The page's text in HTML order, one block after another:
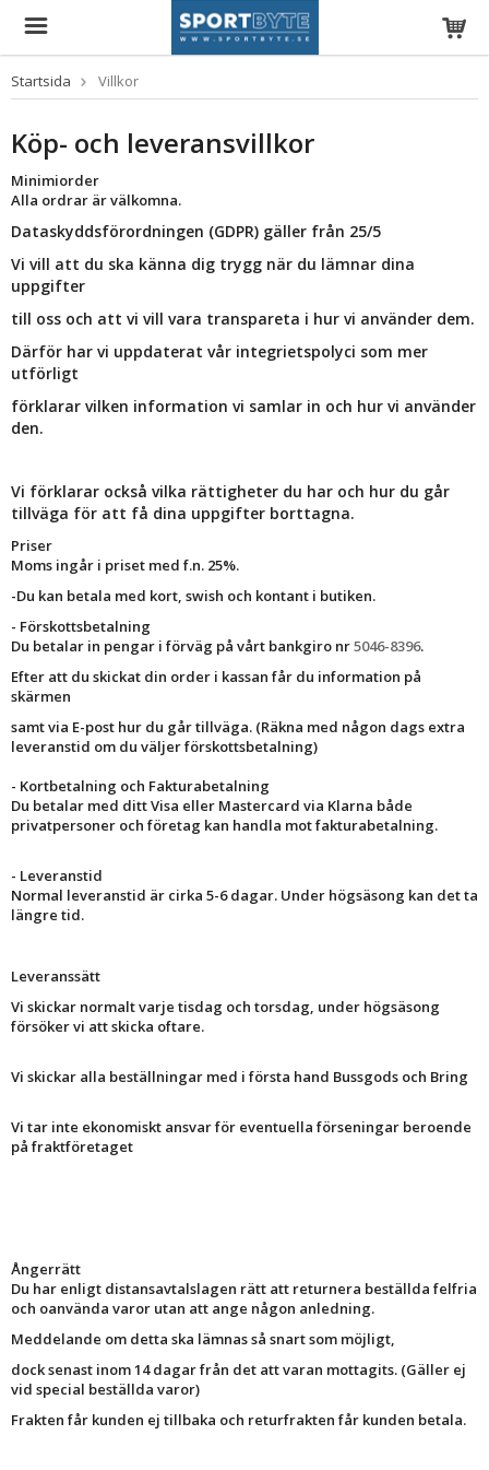
Startsida Villkor
Köp- och leveransvillkor
Minimiorder
Alla ordrar är välkomna.
Dataskyddsförordningen (GDPR) gäller från 25/5
Vi vill att du ska känna dig trygg när du lämnar dina
uppgifter
till oss och att vi vill vara transpareta i hur vi använder dem.
Därför har vi uppdaterat vår integrietspolyci som mer
utförligt
förklarar vilken information vi samlar in och hur vi använder
den.
Vi förklarar också vilka rättigheter du har och hur du går
tillväga för att få dina uppgifter borttagna.
Priser
Moms ingår i priset med f.n. 25%.
-Du kan betala med kort, swish och kontant i butiken.
- Förskottsbetalning
Du betalar in pengar i förväg på vårt bankgiro nr5046-8396.
Efter att du skickat din order i kassan får du information på
skärmen
samt via E-post hur du går tillväga. (Räkna med någon dags extra
leveranstid om du väljer förskottsbetalning)
- Kortbetalning och Fakturabetalning
Du betalar med ditt Visa eller Mastercard via Klarna både
privatpersoner och företag kan handla mot fakturabetalning.
- Leveranstid
Normal leveranstid är cirka 5-6 dagar. Under högsäsong kan det ta
längre tid.
Leveranssätt
Vi skickar normalt varje tisdag och torsdag, under högsäsong
försöker vi att skicka oftare.
Vi skickar alla beställningar med i första hand Bussgods och Bring
Vi tar inte ekonomiskt ansvar för eventuella förseningar beroende
på fraktföretaget
Ångerrätt
Du har enligt distansavtalslagen rätt att returnera beställda felfria
och oanvända varor utan att ange någon anledning.
Meddelande om detta ska lämnas så snart som möjligt,
dock senast inom 14 dagar från det att varan mottagits. (Gäller ej
vid special beställda varor)
Frakten får kunden ej tillbaka och returfrakten får kunden betala.